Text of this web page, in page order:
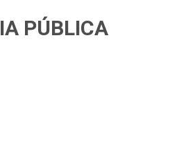
PÚBLICA